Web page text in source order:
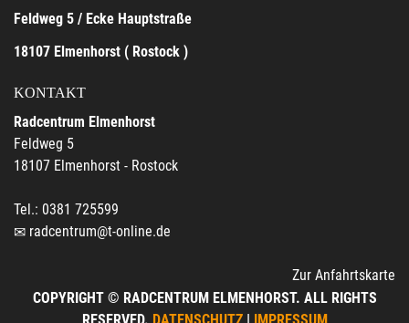
Feldweg 5 / Ecke Hauptstraße
18107 Elmenhorst ( Rostock )
KONTAKT
Radcentrum Elmenhorst
Feldweg 5
18107 Elmenhorst - Rostock
Tel.: 0381 725599
radcentrum@t-online.de
Zur Anfahrtskarte
COPYRIGHT © RADCENTRUM ELMENHORST. ALL RIGHTS